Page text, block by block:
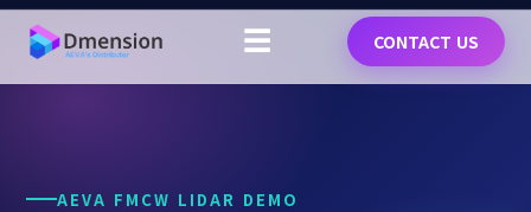
☰ CONTACT US
AEVA FMCW LIDAR DEMO